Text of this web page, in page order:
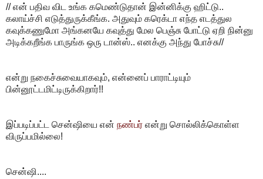
// என் பதிவ விட உங்க கமெண்டுதான் இன்னிக்கு ஹிட்டு..
கலாய்ச்சி எடுத்துருக்கீங்க. அதுவும் கரெக்டா எந்த எடத்துல
கவுக்கணுமோ அங்கனயே கவுத்து மேல பெஞ்சு போட்டு ஏறி நின்னு
அடிக்கறீங்க பாருங்க ஒரு டான்ஸ்.. எனக்கு அந்து போச்சு//
என்று நகைச்சுவையாகவும், என்னைப் பாராட்டியும்
பின்னூட்டமிட்டிருக்கிறார்!!
இப்படிப்பட்ட சென்ஷியை என் நண்பர் என்று சொல்லிக்கொள்ள
விருப்பமில்லை!
சென்ஷி....